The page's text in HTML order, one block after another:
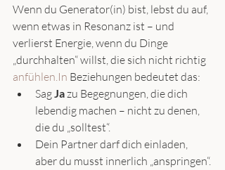
Wenn du Generator(in) bist, lebst du auf,
wenn etwas in Resonanz ist – und
verlierst Energie, wenn du Dinge
„durchhalten“ willst, die sich nicht richtig
anfühlen.In Beziehungen bedeutet das:
Sag Ja zu Begegnungen, die dich
lebendig machen – nicht zu denen,
die du „solltest“.
Dein Partner darf dich einladen,
aber du musst innerlich „anspringen“.